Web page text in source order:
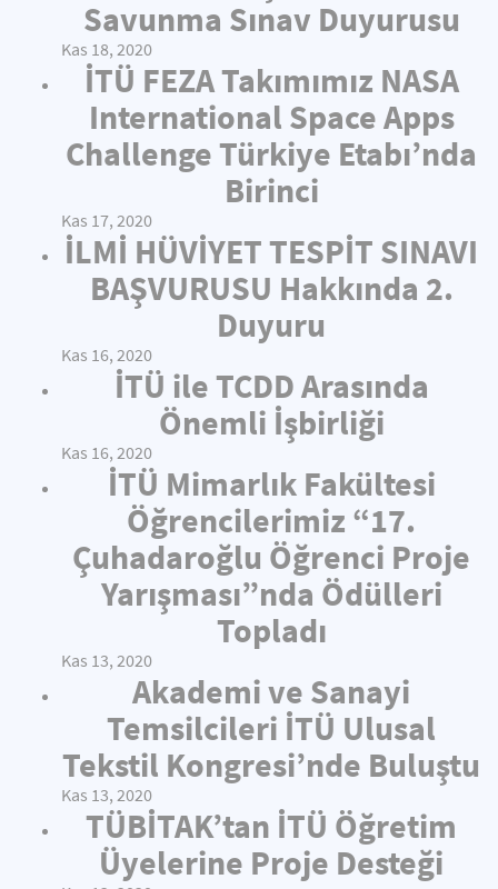
Savunma Sınav Duyurusu
Kas 18, 2020
İTÜ FEZA Takımımız NASA
International Space Apps
Challenge Türkiye Etabı’nda
Birinci
Kas 17, 2020
İLMİ HÜVİYET TESPİT SINAVI
BAŞVURUSU Hakkında 2.
Duyuru
Kas 16, 2020
İTÜ ile TCDD Arasında
Önemli İşbirliği
Kas 16, 2020
İTÜ Mimarlık Fakültesi
Öğrencilerimiz “17.
Çuhadaroğlu Öğrenci Proje
Yarışması”nda Ödülleri
Topladı
Kas 13, 2020
Akademi ve Sanayi
Temsilcileri İTÜ Ulusal
Tekstil Kongresi’nde Buluştu
Kas 13, 2020
TÜBİTAK’tan İTÜ Öğretim
Üyelerine Proje Desteği